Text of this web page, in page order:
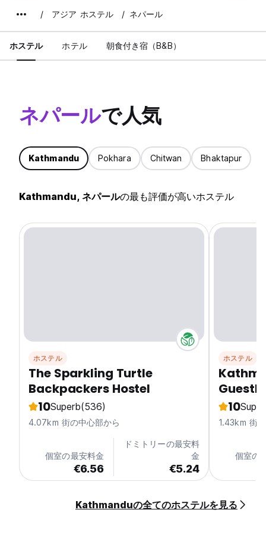
アジア ホステル ネパール
ホステル ホテル 朝食付き宿（B&B）
ネパールで人気
Kathmandu Pokhara Chitwan Bhaktapur
Kathmandu, ネパールの最も評価が高いホステル
ホステル
The Sparkling Turtle
Backpackers Hostel
10Superb(536)
4.07km 街の中心部から
個室の最安料金
€6.56
ドミトリーの最安料
金
€5.24
ホステル
10
1.43km 街
個室の
Kathmanduの全てのホステルを見る